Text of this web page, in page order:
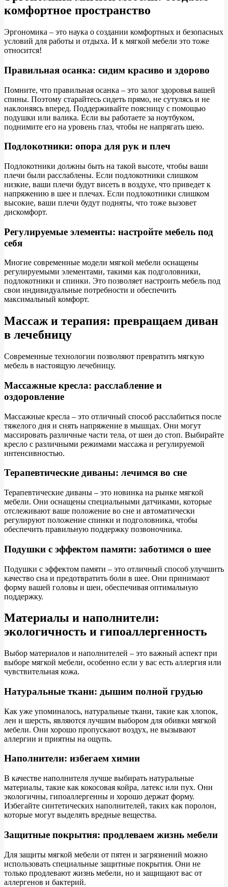
комфортное пространство
Эргономика – это наука о создании комфортных и безопасных
условий для работы и отдыха. И к мягкой мебели это тоже
относится!
Правильная осанка: сидим красиво и здорово
Помните, что правильная осанка – это залог здоровья вашей
спины. Поэтому старайтесь сидеть прямо, не сутулясь и не
наклоняясь вперед. Поддерживайте поясницу с помощью
подушки или валика. Если вы работаете за ноутбуком,
поднимите его на уровень глаз, чтобы не напрягать шею.
Подлокотники: опора для рук и плеч
Подлокотники должны быть на такой высоте, чтобы ваши
плечи были расслаблены. Если подлокотники слишком
низкие, ваши плечи будут висеть в воздухе, что приведет к
напряжению в шее и плечах. Если подлокотники слишком
высокие, ваши плечи будут подняты, что тоже вызовет
дискомфорт.
Регулируемые элементы: настройте мебель под
себя
Многие современные модели мягкой мебели оснащены
регулируемыми элементами, такими как подголовники,
подлокотники и спинки. Это позволяет настроить мебель под
свои индивидуальные потребности и обеспечить
максимальный комфорт.
Массаж и терапия: превращаем диван
в лечебницу
Современные технологии позволяют превратить мягкую
мебель в настоящую лечебницу.
Массажные кресла: расслабление и
оздоровление
Массажные кресла – это отличный способ расслабиться после
тяжелого дня и снять напряжение в мышцах. Они могут
массировать различные части тела, от шеи до стоп. Выбирайте
кресло с различными режимами массажа и регулируемой
интенсивностью.
Терапевтические диваны: лечимся во сне
Терапевтические диваны – это новинка на рынке мягкой
мебели. Они оснащены специальными датчиками, которые
отслеживают ваше положение во сне и автоматически
регулируют положение спинки и подголовника, чтобы
обеспечить правильную поддержку позвоночника.
Подушки с эффектом памяти: заботимся о шее
Подушки с эффектом памяти – это отличный способ улучшить
качество сна и предотвратить боли в шее. Они принимают
форму вашей головы и шеи, обеспечивая оптимальную
поддержку.
Материалы и наполнители:
экологичность и гипоаллергенность
Выбор материалов и наполнителей – это важный аспект при
выборе мягкой мебели, особенно если у вас есть аллергия или
чувствительная кожа.
Натуральные ткани: дышим полной грудью
Как уже упоминалось, натуральные ткани, такие как хлопок,
лен и шерсть, являются лучшим выбором для обивки мягкой
мебели. Они хорошо пропускают воздух, не вызывают
аллергии и приятны на ощупь.
Наполнители: избегаем химии
В качестве наполнителя лучше выбирать натуральные
материалы, такие как кокосовая койра, латекс или пух. Они
экологичны, гипоаллергенны и хорошо держат форму.
Избегайте синтетических наполнителей, таких как поролон,
которые могут выделять вредные вещества.
Защитные покрытия: продлеваем жизнь мебели
Для защиты мягкой мебели от пятен и загрязнений можно
использовать специальные защитные покрытия. Они не
только продлевают жизнь мебели, но и защищают вас от
аллергенов и бактерий.